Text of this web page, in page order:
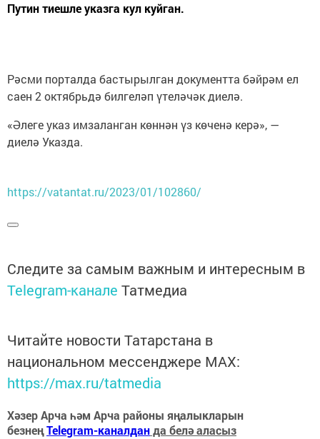
Путин тиешле указга кул куйган.
Рәсми порталда бастырылган документта бәйрәм ел
саен 2 октябрьдә билгеләп үтеләчәк диелә.
«Әлеге указ имзаланган көннән үз көченә керә», —
диелә Указда.
https://vatantat.ru/2023/01/102860/
Следите за самым важным и интересным в
Telegram-канале Татмедиа
Читайте новости Татарстана в
национальном мессенджере MАХ:
https://max.ru/tatmedia
Хәзер Арча һәм Арча районы яңалыкларын
безнеңTelegram-каналданда белә аласыз